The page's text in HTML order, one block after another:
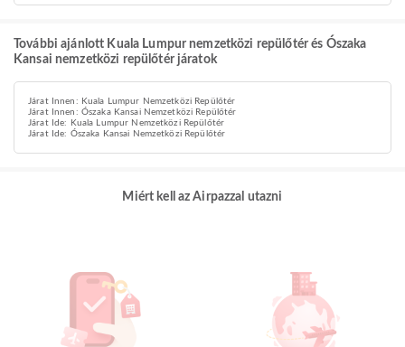
További ajánlott Kuala Lumpur nemzetközi repülőtér és Ószaka
Kansai nemzetközi repülőtér járatok
Járat Innen: Kuala Lumpur Nemzetközi Repülőtér
Járat Innen: Ószaka Kansai Nemzetközi Repülőtér
Járat Ide: Kuala Lumpur Nemzetközi Repülőtér
Járat Ide: Ószaka Kansai Nemzetközi Repülőtér
Miért kell az Airpazzal utazni